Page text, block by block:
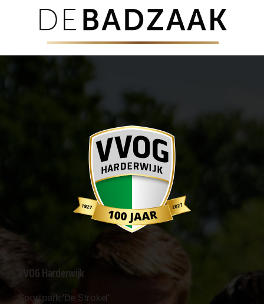
VVOG Harderwijk
Sportpark 'De Strokel'